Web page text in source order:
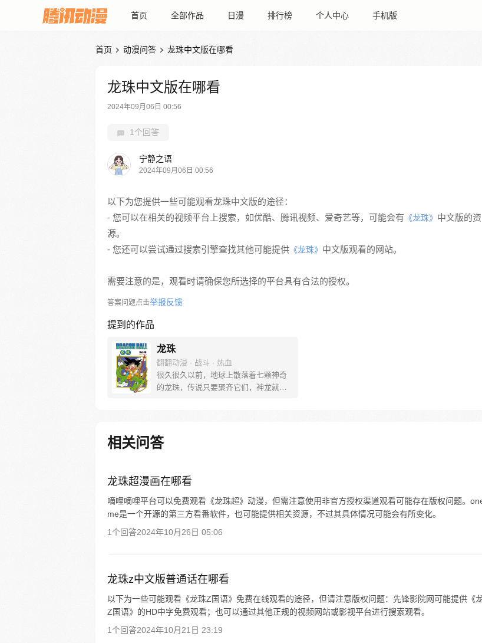
首页 全部作品 日漫 排行榜 个人中心 手机版
首页  动漫问答  龙珠中文版在哪看
龙珠中文版在哪看
2024年09月06日 00:56
1个回答
宁静之语
2024年09月06日 00:56
以下为您提供一些可能观看龙珠中文版的途径：
- 您可以在相关的视频平台上搜索，如优酷、腾讯视频、爱奇艺等，可能会有 《龙珠》 中文版的资
源。
- 您还可以尝试通过搜索引擎查找其他可能提供 《龙珠》 中文版观看的网站。
需要注意的是，观看时请确保您所选择的平台具有合法的授权。
答案问题点击举报反馈
提到的作品
龙珠
翻翻动漫 · 战斗 · 热血
很久很久以前，地球上散落着七颗神奇
的龙珠，传说只要聚齐它们，神龙就会
相关问答
龙珠超漫画在哪看
嘀哩嘀哩平台可以免费观看《龙珠超》动漫，但需注意使用非官方授权渠道观看可能存在版权问题。
me是一个开源的第三方看番软件，也可能提供相关资源，不过其具体情况可能会有所变化。
1个回答2024年10月26日 05:06
龙珠z中文版普通话在哪看
以下为一些可能观看《龙珠Z国语》免费在线观看的途径，但请注意版权问题：先锋影院网可能提供《
Z国语》的HD中字免费观看；也可以通过其他正规的视频网站或影视平台进行搜索观看。
1个回答2024年10月21日 23:19